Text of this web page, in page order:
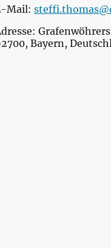
Mail:
Bayern,